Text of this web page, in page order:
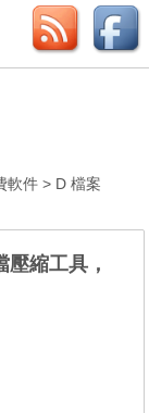
軟件 > D 檔案
縮工具，